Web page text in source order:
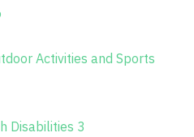
Activities and Sports
Disabilities 3